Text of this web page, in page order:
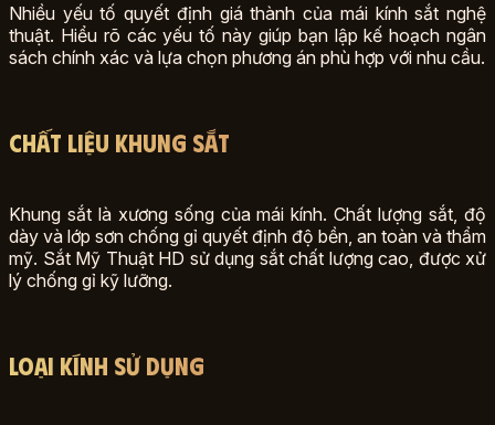
Nhiều yếu tố quyết định giá thành của mái kính sắt nghệ
thuật. Hiểu rõ các yếu tố này giúp bạn lập kế hoạch ngân
sách chính xác và lựa chọn phương án phù hợp với nhu cầu.
Chất liệu khung sắt
Khung sắt là xương sống của mái kính. Chất lượng sắt, độ
dày và lớp sơn chống gỉ quyết định độ bền, an toàn và thẩm
mỹ. Sắt Mỹ Thuật HD sử dụng sắt chất lượng cao, được xử
lý chống gỉ kỹ lưỡng.
Loại kính sử dụng